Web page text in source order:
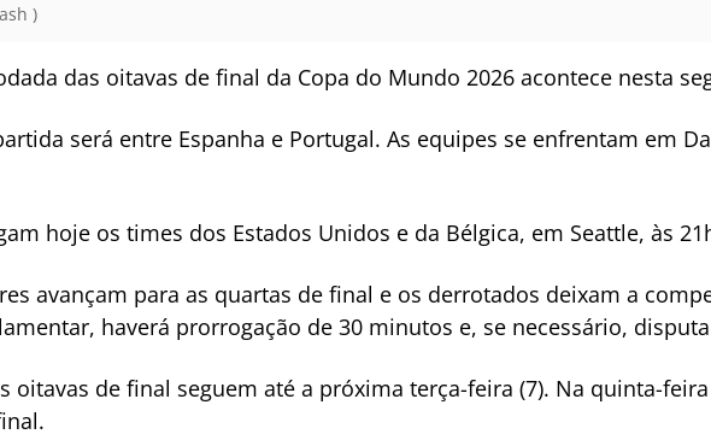
)
das oitavas de final da Copa do Mundo 2026 acontece nesta
será entre Espanha e Portugal. As equipes se enfrentam em
hoje os times dos Estados Unidos e da Bélgica, em Seattle, às
avançam para as quartas de final e os derrotados deixam a
haverá prorrogação de 30 minutos e, se necessário,
oitavas de final seguem até a próxima terça-feira (7). Na quinta-